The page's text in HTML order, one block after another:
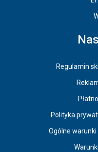
Regulamin
Polityka
Ogólne warunki